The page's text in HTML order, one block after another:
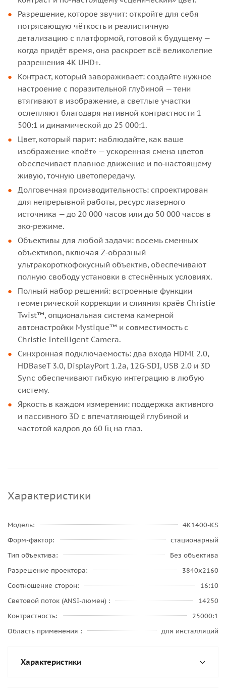
Разрешение, которое звучит: откройте для себя
потрясающую чёткость и реалистичную
детализацию с платформой, готовой к будущему —
когда придёт время, она раскроет всё великолепие
разрешения 4K UHD+.
Контраст, который завораживает: создайте нужное
настроение с поразительной глубиной — тени
втягивают в изображение, а светлые участки
ослепляют благодаря нативной контрастности 1
500:1 и динамической до 25 000:1.
Цвет, который парит: наблюдайте, как ваше
изображение «поёт» — ускоренная смена цветов
обеспечивает плавное движение и по‑настоящему
живую, точную цветопередачу.
Долговечная производительность: спроектирован
для непрерывной работы, ресурс лазерного
источника — до 20 000 часов или до 50 000 часов в
эко‑режиме.
Объективы для любой задачи: восемь сменных
объективов, включая Z‑образный
ультракороткофокусный объектив, обеспечивают
полную свободу установки в стеснённых условиях.
Полный набор решений: встроенные функции
геометрической коррекции и слияния краёв Christie
Twist™, опциональная система камерной
автонастройки Mystique™ и совместимость с
Christie Intelligent Camera.
Синхронная подключаемость: два входа HDMI 2.0,
HDBaseT 3.0, DisplayPort 1.2a, 12G‑SDI, USB 2.0 и 3D
Sync обеспечивают гибкую интеграцию в любую
систему.
Яркость в каждом измерении: поддержка активного
и пассивного 3D с впечатляющей глубиной и
частотой кадров до 60 Гц на глаз.
Характеристики
Модель
4K1400-KS
Форм-фактор
стационарный
Тип объектива
Без объектива
Разрешение проектора
3840x2160
Соотношение сторон
16:10
Световой поток (ANSI-люмен)
14250
Контрастность
25000:1
Область применения
для инсталляций
Характеристики